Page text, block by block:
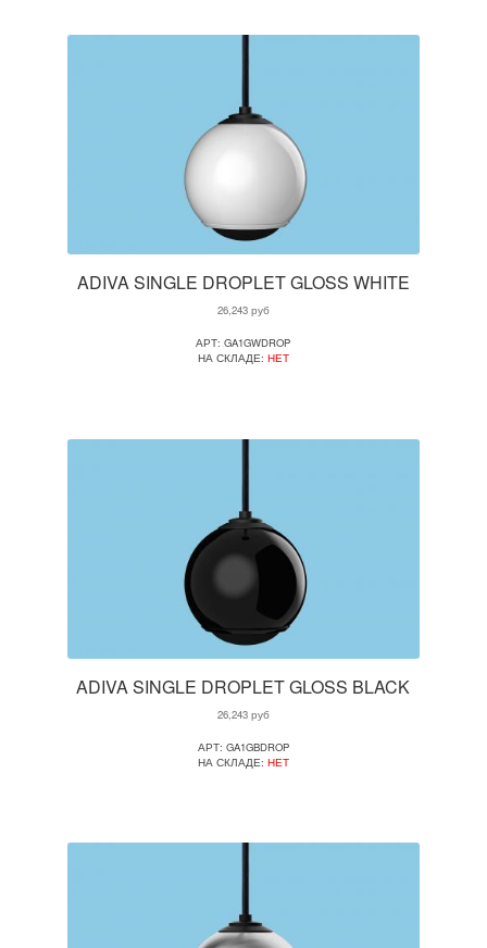
ADIVA SINGLE DROPLET GLOSS WHITE
26,243руб
АРТ: GA1GWDROP
НА СКЛАДЕ: НЕТ
ADIVA SINGLE DROPLET GLOSS BLACK
26,243руб
АРТ: GA1GBDROP
НА СКЛАДЕ: НЕТ